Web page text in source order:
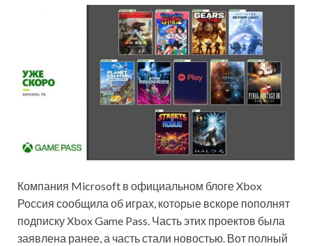
Компания Microsoft в официальном блоге Xbox
Россия сообщила об играх, которые вскоре пополнят
подписку Xbox Game Pass. Часть этих проектов была
заявлена ранее, а часть стали новостью. Вот полный